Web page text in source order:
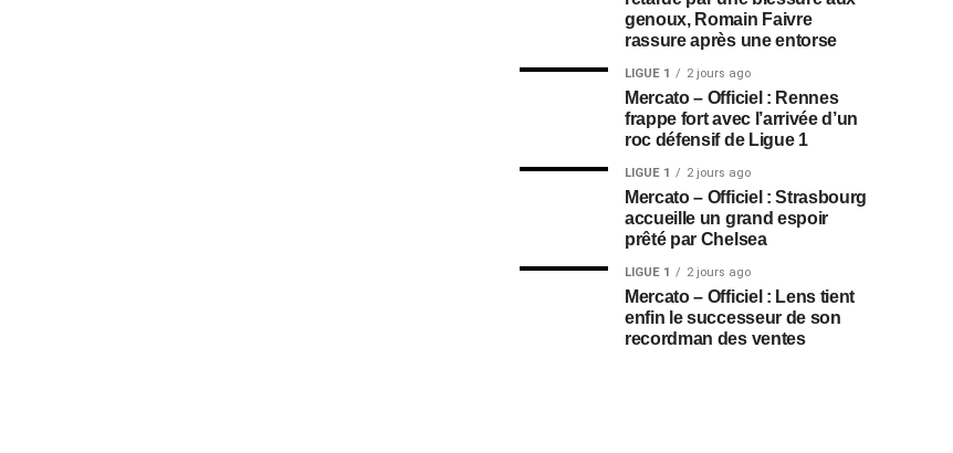
genoux, Romain Faivre
rassure après une entorse
LIGUE 1 2 jours ago
Mercato – Officiel : Rennes
frappe fort avec l’arrivée d’un
roc défensif de Ligue 1
LIGUE 1 2 jours ago
Mercato – Officiel : Strasbourg
accueille un grand espoir
prêté par Chelsea
LIGUE 1 2 jours ago
Mercato – Officiel : Lens tient
enfin le successeur de son
recordman des ventes